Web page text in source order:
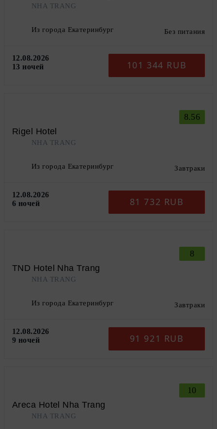
NHA TRANG
Из города Екатеринбург Без питания
12.08.2026
13 ночей
101 344 RUB
8.56
Rigel Hotel
NHA TRANG
Из города Екатеринбург Завтраки
12.08.2026
6 ночей
81 732 RUB
8
TND Hotel Nha Trang
NHA TRANG
Из города Екатеринбург Завтраки
12.08.2026
9 ночей
91 921 RUB
10
Areca Hotel Nha Trang
NHA TRANG